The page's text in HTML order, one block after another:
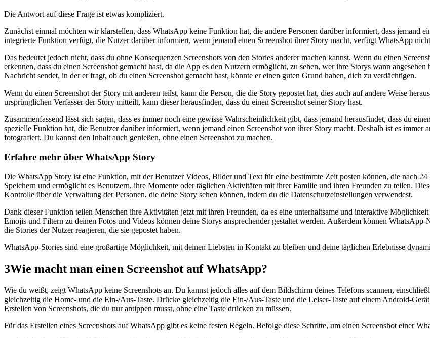
Die Antwort auf diese Frage ist etwas kompliziert.
Zunächst einmal möchten wir klarstellen, dass WhatsApp keine Funktion hat, die andere Personen darüber informiert, dass jemand
integrierte Funktion verfügt, die Nutzer darüber informiert, wenn jemand einen Screenshot ihrer Story macht, verfügt WhatsApp
Das bedeutet jedoch nicht, dass du ohne Konsequenzen Screenshots von den Stories anderer machen kannst. Wenn du einen
erkennen, dass du einen Screenshot gemacht hast, da die App es den Nutzern ermöglicht, zu sehen, wer ihre Storys wann
Nachricht sendet, in der er fragt, ob du einen Screenshot gemacht hast, könnte er einen guten Grund haben, dich zu verdächtigen.
Wenn du einen Screenshot der Story mit anderen teilst, kann die Person, die die Story gepostet hat, dies auch auf andere Weise
ursprünglichen Verfasser der Story mitteilt, kann dieser herausfinden, dass du einen Screenshot seiner Story hast.
Zusammenfassend lässt sich sagen, dass es immer noch eine gewisse Wahrscheinlichkeit gibt, dass jemand herausfindet, dass du
spezielle Funktion hat, die Benutzer darüber informiert, wenn jemand einen Screenshot von ihrer Story macht. Deshalb ist es immer
fotografiert. Du kannst den Inhalt auch genießen, ohne einen Screenshot zu machen.
Erfahre mehr über WhatsApp Story
Die WhatsApp Story ist eine Funktion, mit der Benutzer Videos, Bilder und Text für eine bestimmte Zeit posten können, die nach
Speichern und ermöglicht es Benutzern, ihre Momente oder täglichen Aktivitäten mit ihrer Familie und ihren Freunden zu teilen.
Kontrolle über die Verwaltung der Personen, die deine Story sehen können, indem du die Datenschutzeinstellungen verwendest.
Dank dieser Funktion teilen Menschen ihre Aktivitäten jetzt mit ihren Freunden, da es eine unterhaltsame und interaktive
Emojis und Filtern zu deinen Fotos und Videos können deine Storys ansprechender gestaltet werden. Außerdem können
die Stories der Nutzer reagieren, die sie gepostet haben.
WhatsApp-Stories sind eine großartige Möglichkeit, mit deinen Liebsten in Kontakt zu bleiben und deine täglichen Erlebnisse
3Wie macht man einen Screenshot auf WhatsApp?
Wie du weißt, zeigt WhatsApp keine Screenshots an. Du kannst jedoch alles auf dem Bildschirm deines Telefons scannen,
gleichzeitig die Home- und die Ein-/Aus-Taste. Drücke gleichzeitig die Ein-/Aus-Taste und die Leiser-Taste auf einem Android-
Erstellen von Screenshots, die du nur antippen musst, ohne eine Taste drücken zu müssen.
Für das Erstellen eines Screenshots auf WhatsApp gibt es keine festen Regeln. Befolge diese Schritte, um einen Screenshot einer